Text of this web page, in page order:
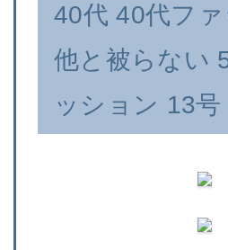
40代 40代フ
他と被らない
ッション 13号